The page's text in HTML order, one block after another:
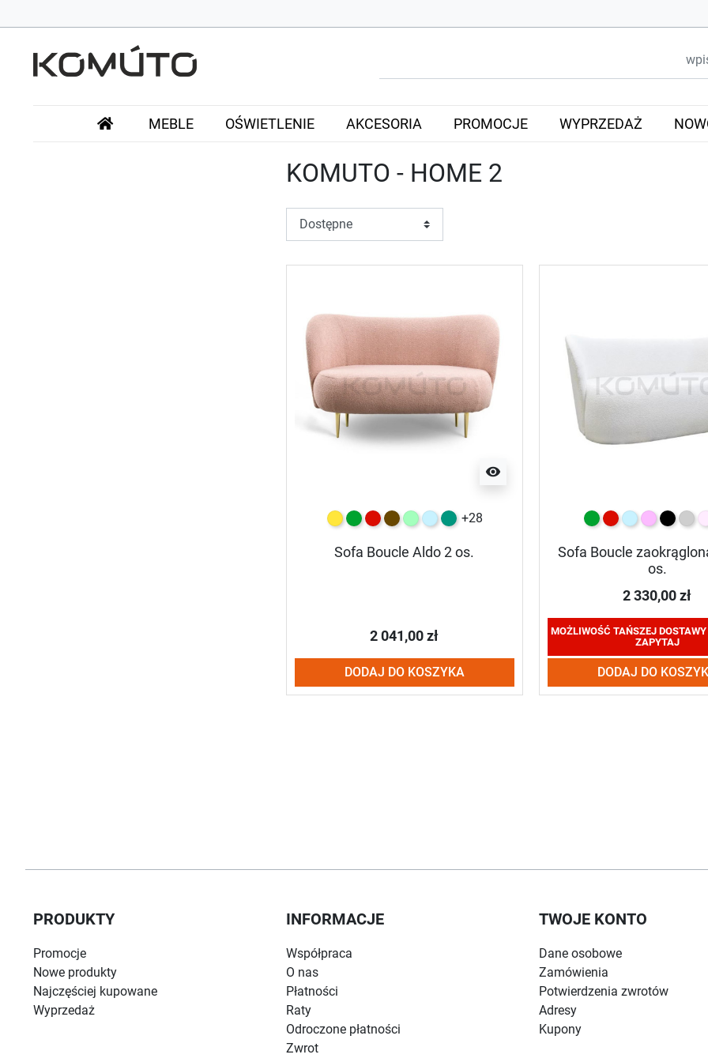
MEBLE OŚWIETLENIE AKCESORIA PROMOCJE WYPRZEDAŻ
KOMUTO - HOME 2
visibility
żółtyzielonyczerwony
czekoladowy
miętowybłękitny
turkusowy
+28
Sofa Boucle Aldo 2 os.
2 041,00 zł
DODAJ DO KOSZYKA
zielonyczerwony
błękitnyróżowy
czarny
Sofa Boucle
os.
2 330,00 zł
MOŻLIWOŚĆ TAŃSZEJ
ZAPYTAJ
DODAJ DO
PRODUKTY
Promocje
Nowe produkty
Najczęściej kupowane
Wyprzedaż
INFORMACJE
Współpraca
O nas
Płatności
Raty
Odroczone płatności
Zwrot
TWOJE KONTO
Dane osobowe
Zamówienia
Potwierdzenia zwrotów
Adresy
Kupony